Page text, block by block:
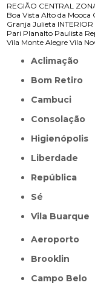
REGIÃO CENTRAL
Boa Vista Alto da Mooca
Granja Julieta INTERIOR
Pari Planalto Paulista
Vila Monte Alegre Vila
Aclimação
Bom Retiro
Cambuci
Consolação
Higienópolis
Liberdade
República
Sé
Vila Buarque
Aeroporto
Brooklin
Campo Belo